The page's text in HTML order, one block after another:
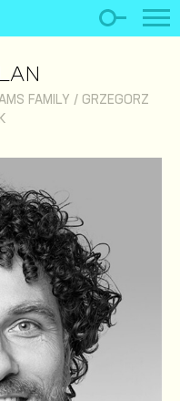
FAMILY / GRZEGORZ